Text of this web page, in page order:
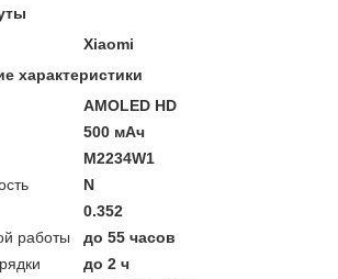
Xiaomi
характеристики
AMOLED HD
500 мАч
M2234W1
N
0.352
работы
до 55 часов
до 2 ч